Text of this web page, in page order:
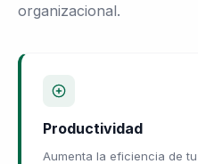
organizacional.
Productividad
Aumenta la eficiencia de